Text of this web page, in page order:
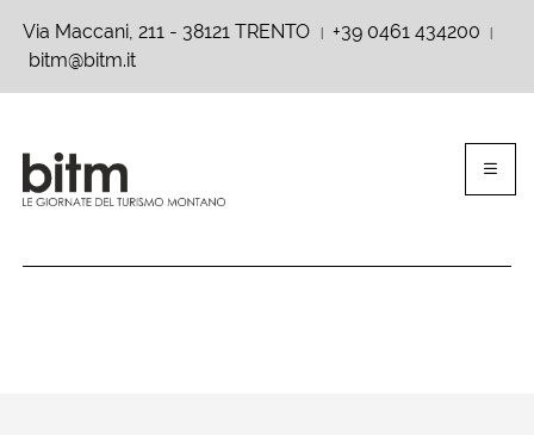
Via Maccani, 211 - 38121 TRENTO +39 0461 434200
bitm@bitm.it